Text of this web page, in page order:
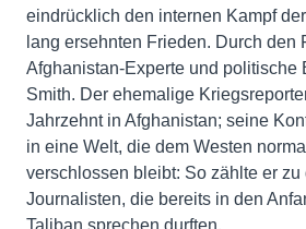
eindrücklich den internen Kampf
lang ersehnten Frieden. Durch den
Afghanistan-Experte und politische
Smith. Der ehemalige
Jahrzehnt in Afghanistan; seine
in eine Welt, die dem Westen
verschlossen bleibt: So zählte er zu
Journalisten, die bereits in den
Taliban sprechen durften.